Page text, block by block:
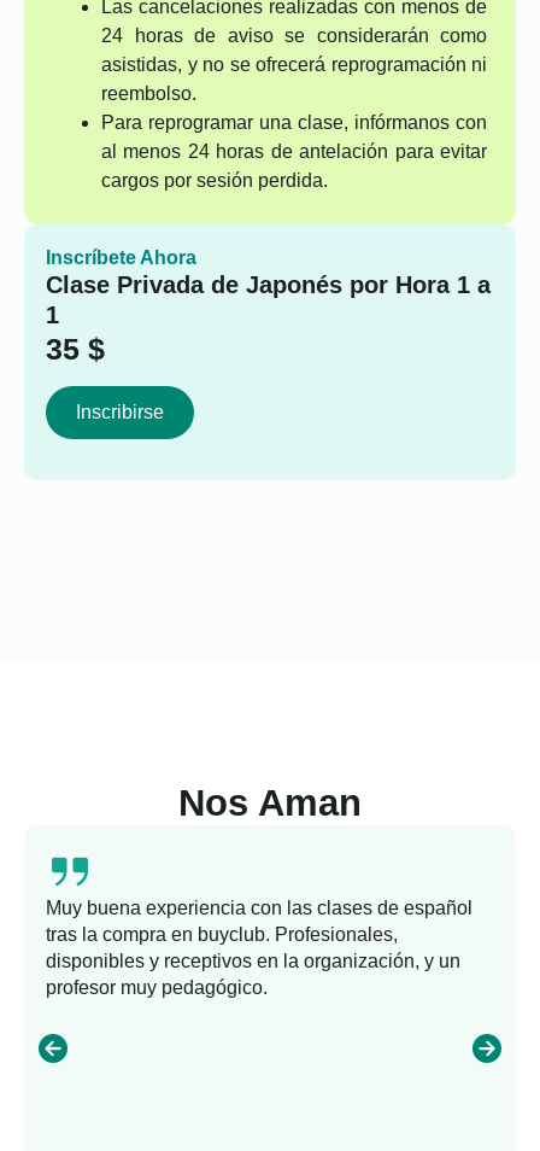
Las cancelaciones realizadas con menos de
24 horas de aviso se considerarán como
asistidas, y no se ofrecerá reprogramación ni
reembolso.
Para reprogramar una clase, infórmanos con
al menos 24 horas de antelación para evitar
cargos por sesión perdida.
Inscríbete Ahora
Clase Privada de Japonés por Hora 1 a
1
35 $
Inscribirse
Nos Aman
Muy buena experiencia con las clases de español
tras la compra en buyclub. Profesionales,
disponibles y receptivos en la organización, y un
profesor muy pedagógico.